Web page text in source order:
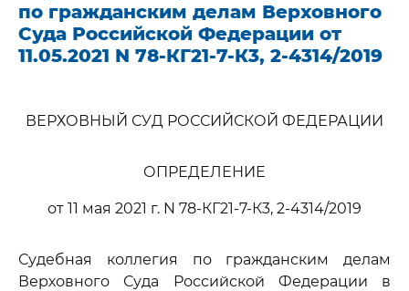
по гражданским делам Верховного
Суда Российской Федерации от
11.05.2021 N 78-КГ21-7-К3, 2-4314/2019
ВЕРХОВНЫЙ СУД РОССИЙСКОЙ ФЕДЕРАЦИИ
ОПРЕДЕЛЕНИЕ
от 11 мая 2021 г. N 78-КГ21-7-К3, 2-4314/2019
Судебная коллегия по гражданским делам
Верховного Суда Российской Федерации в